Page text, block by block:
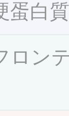
蛋白
ロン